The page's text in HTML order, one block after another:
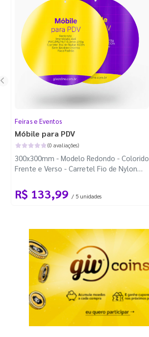
Feiras e Eventos
Móbile para PDV
(0 avaliações)
300x300mm - Modelo Redondo - Colorido
Frente e Verso - Carretel Fio de Nylon
R$ 133,99 / 5 unidades